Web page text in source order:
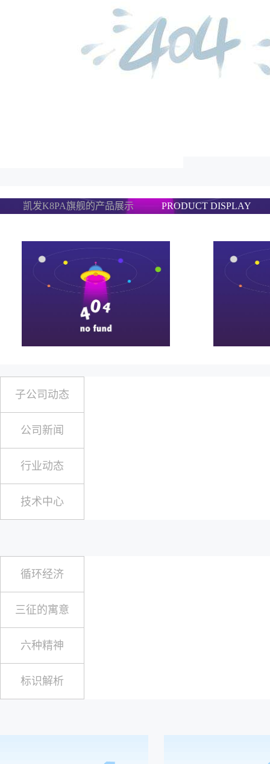
凯发K8PA旗舰的产品展示 PRODUCT DISPLAY
子公司动态
公司新闻
行业动态
技术中心
循环经济
三征的寓意
六种精神
标识解析